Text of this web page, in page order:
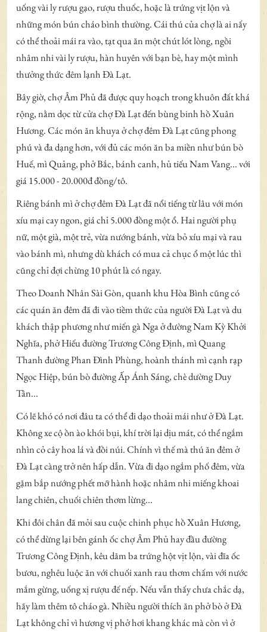
uống vài ly rượu gạo, rượu thuốc, hoặc là trứng vịt lộn và
những món bún cháo bình thường. Cái thú của chợ là ai nấy
có thể thoải mái ra vào, tạt qua ăn một chút lót lòng, ngồi
nhâm nhi vài ly rượu, hàn huyên với bạn bè, hay một mình
thưởng thức đêm lạnh Đà Lạt.
Bây giờ, chợ Âm Phủ đã được quy hoạch trong khuôn đất khá
rộng, nằm dọc từ cửa chợ Đà Lạt đến bùng binh hồ Xuân
Hương. Các món ăn khuya ở chợ đêm Đà Lạt cũng phong
phú và đa dạng hơn, với đủ các món ăn ba miền như bún bò
Huế, mì Quảng, phở Bắc, bánh canh, hủ tiếu Nam Vang... với
giá 15.000 - 20.000đ đồng/tô.
Riêng bánh mì ở chợ đêm Đà Lạt đã nổi tiếng từ lâu với món
xíu mại cay ngon, giá chỉ 5.000 đồng một ổ. Hai người phụ
nữ, một già, một trẻ, vừa nướng bánh, vừa bỏ xíu mại và rau
vào bánh mì, nhưng dù khách có mua cả chục ổ một lúc thì
cũng chỉ đợi chừng 10 phút là có ngay.
Theo Doanh Nhân Sài Gòn, quanh khu Hòa Bình cũng có
các quán ăn đêm đã đi vào tiềm thức của người Đà Lạt và du
khách thập phương như miến gà Nga ở đường Nam Kỳ Khởi
Nghĩa, phở Hiếu đường Trương Công Định, mì Quang
Thanh đường Phan Đình Phùng, hoành thánh mì cạnh rạp
Ngọc Hiệp, bún bò đường Ấp Ánh Sáng, chè dường Duy
Tân...
Có lẽ khó có nơi đâu ta có thể đi dạo thoải mái như ở Đà Lạt.
Không xe cộ ồn ào khói bụi, khí trời lại dịu mát, có thể ngắm
nhìn cỏ cây hoa lá và đồi núi. Chính vì thế mà thú ăn đêm ở
Đà Lạt càng trở nên hấp dẫn. Vừa đi dạo ngắm phố đêm, vừa
gặm bắp nướng phết mỡ hành hoặc nhâm nhi miếng khoai
lang chiên, chuối chiên thơm lừng...
Khi đôi chân đã mỏi sau cuộc chinh phục hồ Xuân Hương,
có thể dừng lại bên gánh ốc chợ Âm Phủ hay đầu đường
Trương Công Định, kêu dăm ba trứng hột vịt lộn, vài đĩa ốc
bươu, nghêu luộc ăn với chuối xanh rau thơm chấm với nước
mắm gừng, uống xị rượu đế nếp. Nếu vẫn thấy chưa chắc dạ,
hãy làm thêm tô cháo gà. Nhiều người thích ăn phở bò ở Đà
Lạt không chỉ vì hương vị phở hơi khang khác mà còn vì ở